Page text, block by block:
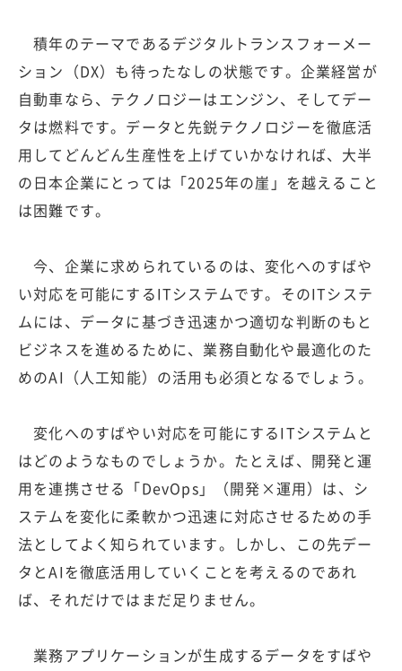
積年のテーマであるデジタルトランスフォーメー
ション（DX）も待ったなしの状態です。企業経営が
自動車なら、テクノロジーはエンジン、そしてデー
タは燃料です。データと先鋭テクノロジーを徹底活
用してどんどん生産性を上げていかなければ、大半
の日本企業にとっては「2025年の崖」を越えること
は困難です。
今、企業に求められているのは、変化へのすばや
い対応を可能にするITシステムです。そのITシステ
ムには、データに基づき迅速かつ適切な判断のもと
ビジネスを進めるために、業務自動化や最適化のた
めのAI（人工知能）の活用も必須となるでしょう。
変化へのすばやい対応を可能にするITシステムと
はどのようなものでしょうか。たとえば、開発と運
用を連携させる「DevOps」（開発×運用）は、シ
ステムを変化に柔軟かつ迅速に対応させるための手
法としてよく知られています。しかし、この先デー
タとAIを徹底活用していくことを考えるのであれ
ば、それだけではまだ足りません。
業務アプリケーションが生成するデータをすばや